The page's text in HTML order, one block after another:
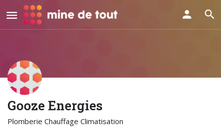
Gooze Energies
Plomberie Chauffage Climatisation